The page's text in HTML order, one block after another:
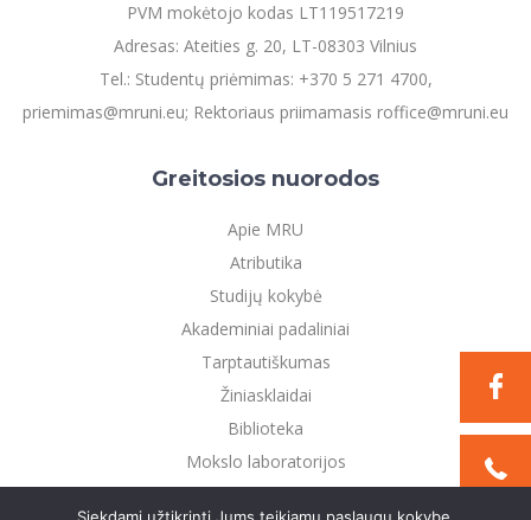
PVM mokėtojo kodas LT119517219
Adresas: Ateities g. 20, LT-08303 Vilnius
Tel.: Studentų priėmimas: +370 5 271 4700,
priemimas@mruni.eu; Rektoriaus priimamasis roffice@mruni.eu
Greitosios nuorodos
Apie MRU
Atributika
Studijų kokybė
Akademiniai padaliniai
Tarptautiškumas
Žiniasklaidai
Biblioteka
Mokslo laboratorijos
Privatumo politika